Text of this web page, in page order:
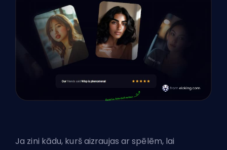
Ja zini kādu, kurš aizraujas ar spēlēm, lai